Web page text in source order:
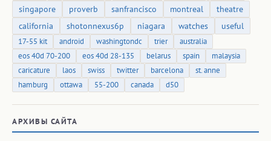
singapore
proverb sanfrancisco montreal
theatre
california
shotonnexus6p niagara watches useful
17-55 kit android washingtondc trier
australia
eos 40d 70-200
eos 40d 28-135 belarus spain
malaysia
caricature
laos swiss twitter barcelona
st. anne
hamburg
ottawa 55-200 canada d50
АРХИВЫ САЙТА